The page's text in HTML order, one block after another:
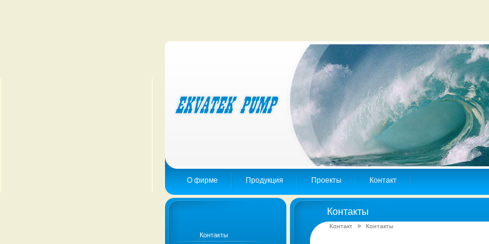
О фирме Продукция Проекты Контакт
Контакты
Контакты
Контакт » Контакты